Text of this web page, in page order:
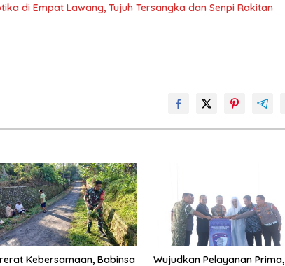
di Empat Lawang, Tujuh Tersangka dan Senpi Rakitan
Kebersamaan, Babinsa
Wujudkan Pelayanan Prima,